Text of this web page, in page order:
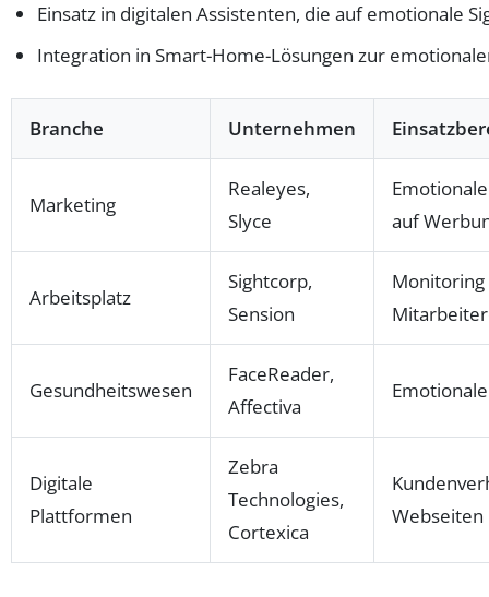
Einsatz in digitalen Assistenten, die auf emotionale
Integration in Smart-Home-Lösungen zur
Branche Unternehmen
Marketing
Realeyes,
Slyce
auf
Arbeitsplatz
Sightcorp,
Sension
Gesundheitswesen
FaceReader,
Affectiva
Digitale
Plattformen
Zebra
Technologies,
Cortexica
Webseiten